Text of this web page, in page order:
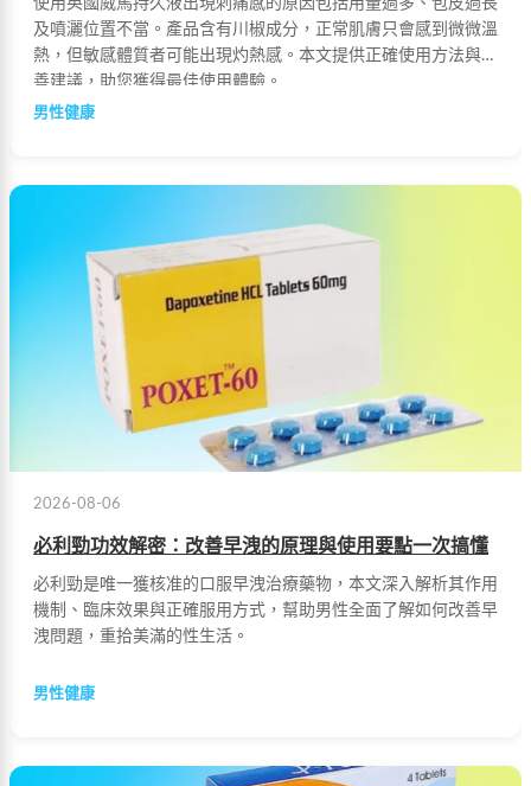
使用英國威馬持久液出現刺痛感的原因包括用量過多、包皮過長
及噴灑位置不當。產品含有川椒成分，正常肌膚只會感到微微溫
熱，但敏感體質者可能出現灼熱感。本文提供正確使用方法與改
善建議，助您獲得最佳使用體驗。
男性健康
2026-08-06
必利勁功效解密：改善早洩的原理與使用要點一次搞懂
必利勁是唯一獲核准的口服早洩治療藥物，本文深入解析其作用
機制、臨床效果與正確服用方式，幫助男性全面了解如何改善早
洩問題，重拾美滿的性生活。
男性健康